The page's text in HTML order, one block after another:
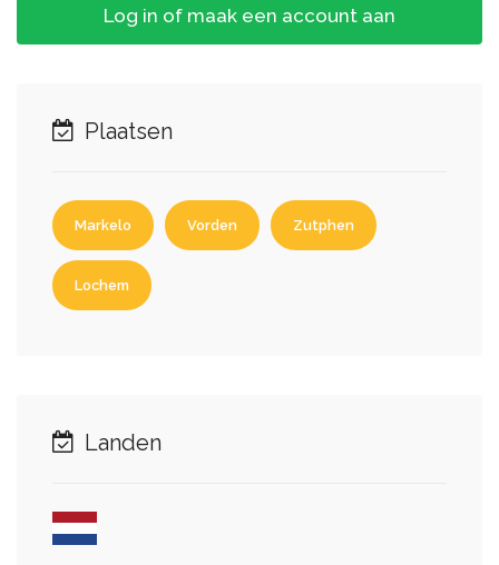
Log in of maak een account aan
Plaatsen
Markelo Vorden Zutphen
Lochem
Landen